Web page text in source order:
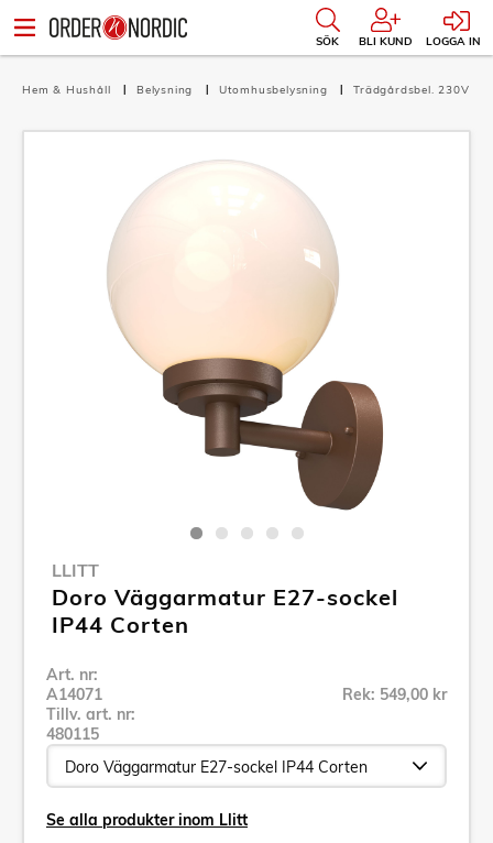
SÖK BLI KUND LOGGA IN
Hem & Hushåll Belysning Utomhusbelysning Trädgårdsbel. 230V
LLITT
Doro Väggarmatur E27-sockel
IP44 Corten
Art. nr:
A14071
Tillv. art. nr:
480115
Rek: 549,00 kr
Se alla produkter inom Llitt